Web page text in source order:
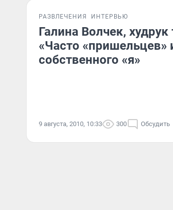
РАЗВЛЕЧЕНИЯ ИНТЕРВЬЮ
Галина Волчек,
«Часто «пришельцев»
собственного «я»
9 августа, 2010, 10:33 300 Обсудить